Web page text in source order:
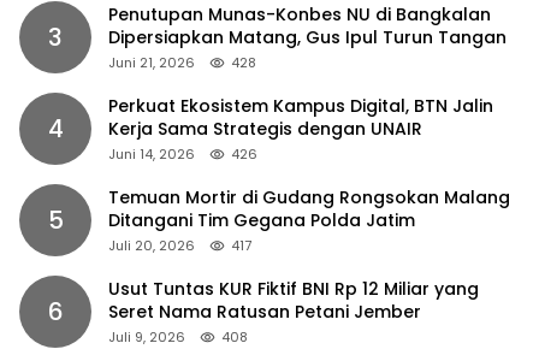
3
Penutupan Munas-Konbes NU di Bangkalan
Dipersiapkan Matang, Gus Ipul Turun Tangan
Juni 21, 2026 428
4
Perkuat Ekosistem Kampus Digital, BTN Jalin
Kerja Sama Strategis dengan UNAIR
Juni 14, 2026 426
5
Temuan Mortir di Gudang Rongsokan Malang
Ditangani Tim Gegana Polda Jatim
Juli 20, 2026 417
6
Usut Tuntas KUR Fiktif BNI Rp 12 Miliar yang
Seret Nama Ratusan Petani Jember
Juli 9, 2026 408